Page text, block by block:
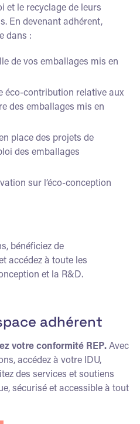
et le recyclage de leurs
En devenant adhérent,
dans :
de vos emballages mis en
éco-contribution relative aux
des emballages mis en
place des projets de
des emballages
sur l’éco-conception
bénéficiez de
accédez à toute les
et la R&D.
adhérent
votre conformité REP.Avec
accédez à votre IDU,
des services et soutiens
sécurisé et accessible à tout